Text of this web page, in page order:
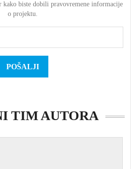
kako biste dobili pravovremene informacije
o projektu.
TIM AUTORA